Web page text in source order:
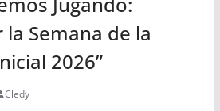
Semana de la
2026”
Cledy